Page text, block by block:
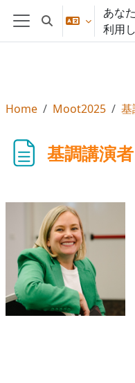
メインコンテンツへスキ
サイドパネル
検索入力に切り替
あな
利用
Home Moot2025 基
基調講演者